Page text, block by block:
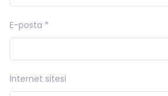
E-posta *
İnternet sitesi